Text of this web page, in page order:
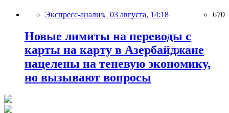
Экспресс-анализ, 03 августа, 14:18 670
Новые лимиты на переводы с
карты на карту в Азербайджане
нацелены на теневую экономику,
но вызывают вопросы